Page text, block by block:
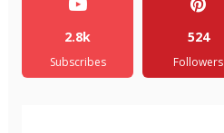
2.8k
Subscribes
524
Followers